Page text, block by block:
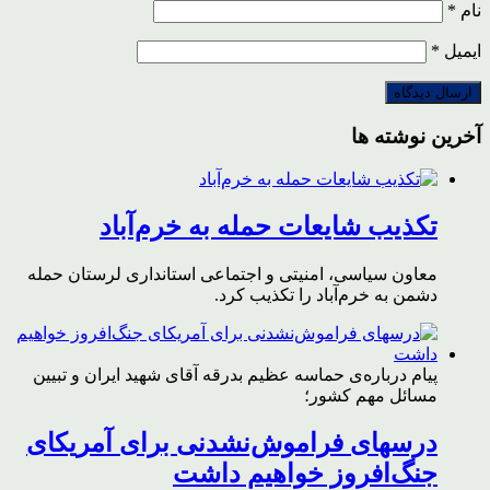
نام *
ایمیل *
آخرین نوشته ها
تکذیب شایعات حمله به خرم‌آباد
معاون سیاسی، امنیتی و اجتماعی استانداری لرستان حمله
دشمن به خرم‌آباد را تکذیب کرد.
پیام درباره‌ی حماسه عظیم بدرقه آقای شهید ایران و تبیین
مسائل مهم کشور؛
درسهای فراموش‌نشدنی برای آمریکای
جنگ‌افروز خواهیم داشت